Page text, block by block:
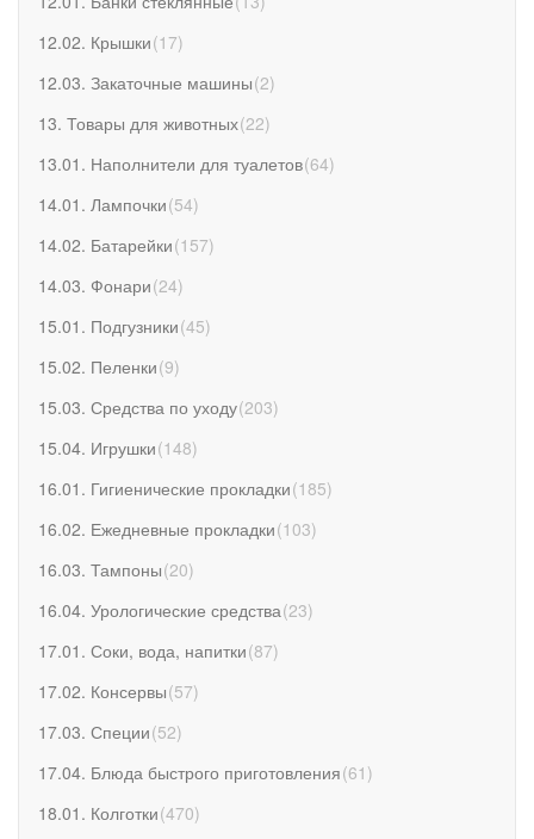
12.02. Крышки(17)
12.03. Закаточные машины(2)
13. Товары для животных(22)
13.01. Наполнители для туалетов(64)
14.01. Лампочки(54)
14.02. Батарейки(157)
14.03. Фонари(24)
15.01. Подгузники(45)
15.02. Пеленки(9)
15.03. Средства по уходу(203)
15.04. Игрушки(148)
16.01. Гигиенические прокладки(185)
16.02. Ежедневные прокладки(103)
16.03. Тампоны(20)
16.04. Урологические средства(23)
17.01. Соки, вода, напитки(87)
17.02. Консервы(57)
17.03. Специи(52)
17.04. Блюда быстрого приготовления(61 )
18.01. Колготки(470)